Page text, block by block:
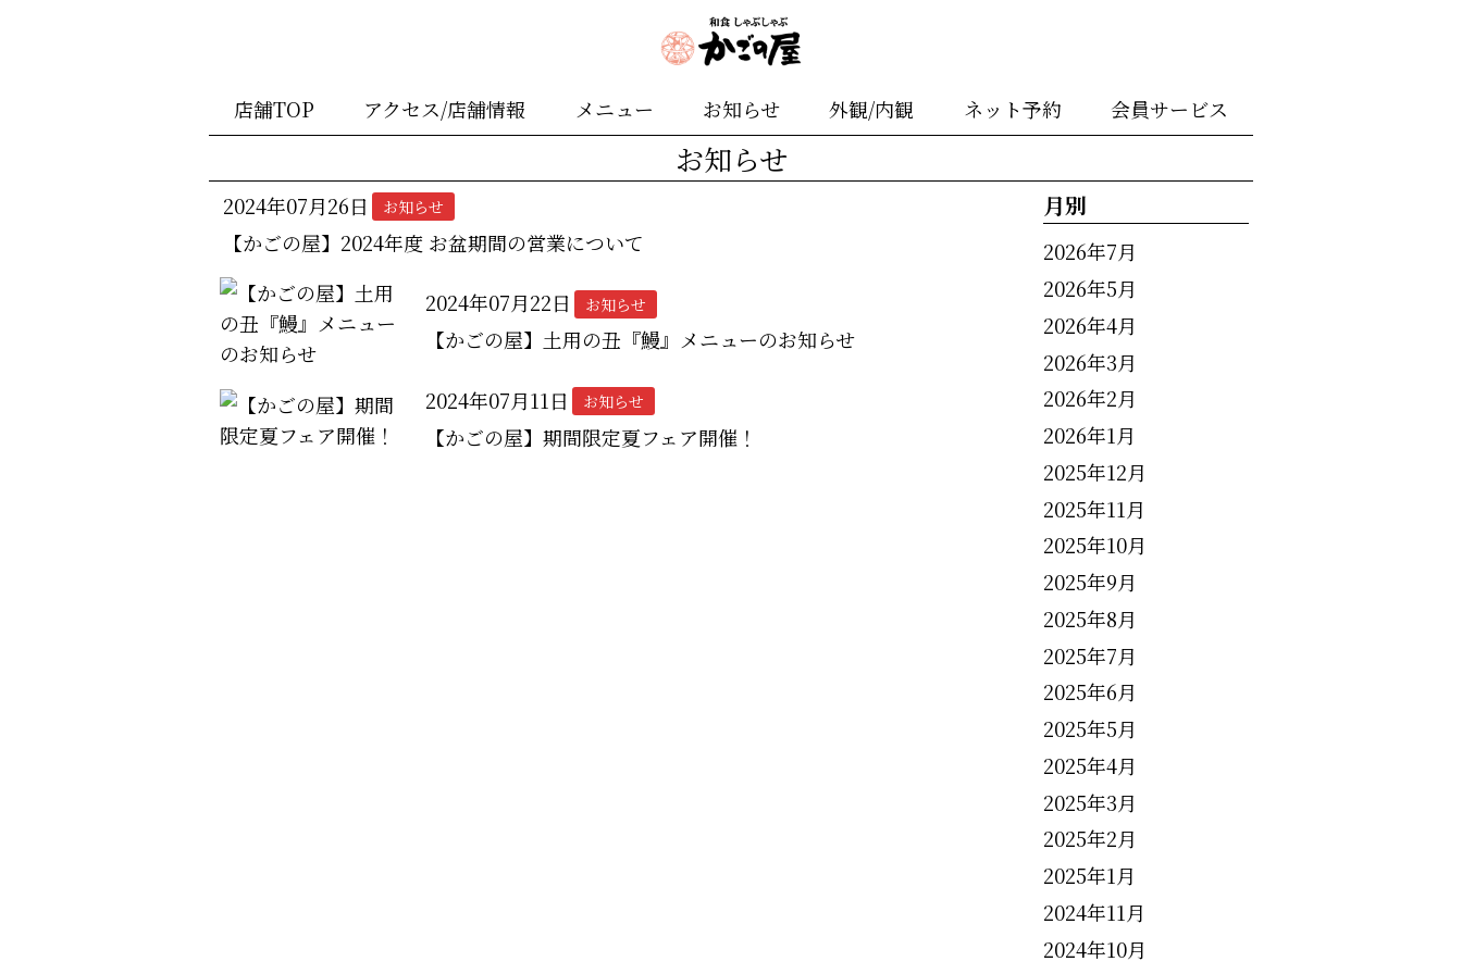
店舗TOP アクセス/店舗情報 メニュー お知らせ 外観/内観 ネット予約 会員サービス
お知らせ
2024年07月26日 お知らせ
【かごの屋】2024年度 お盆期間の営業について
2024年07月22日 お知らせ
【かごの屋】土用の丑『鰻』メニューのお知らせ
2024年07月11日 お知らせ
【かごの屋】期間限定夏フェア開催！
月別
2026年7月
2026年5月
2026年4月
2026年3月
2026年2月
2026年1月
2025年12月
2025年11月
2025年10月
2025年9月
2025年8月
2025年7月
2025年6月
2025年5月
2025年4月
2025年3月
2025年2月
2025年1月
2024年11月
2024年10月